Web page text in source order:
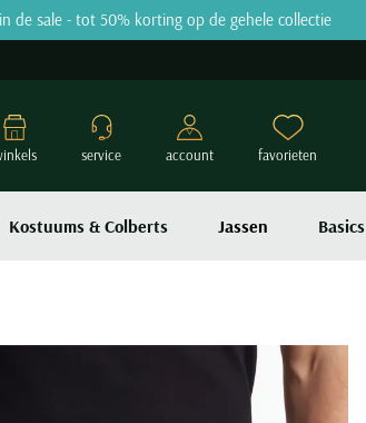
de sale - tot 50% korting op de gehele collectie
Kostuums & Colberts Jassen Basics
service account favorieten